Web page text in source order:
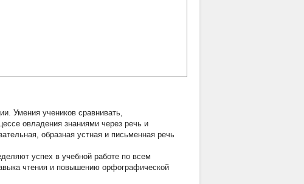
Умения учеников сравнивать,
овладения знаниями через речь и
образная устная и письменная речь
успех в учебной работе по всем
чтения и повышению орфографической